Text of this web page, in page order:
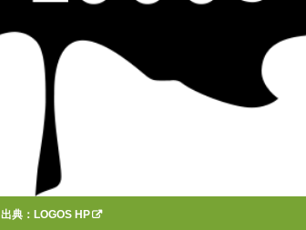
出典：LOGOS HP